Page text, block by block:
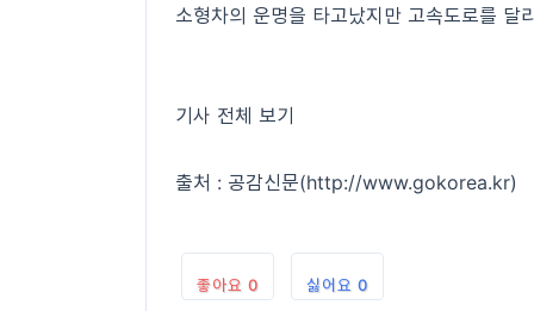
소형차의 운명을 타고났지만 고속도로를 달
기사 전체 보기
출처 : 공감신문(http://www.gokorea.kr)
좋아요 0 싫어요 0